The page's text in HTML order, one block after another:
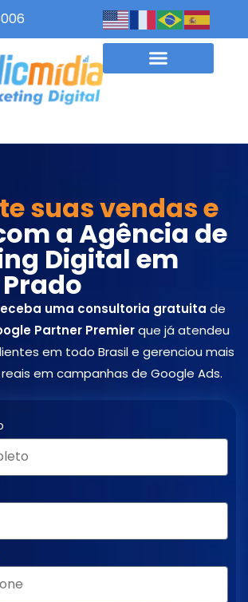
suas vendas e
a Agência de
Digital em
uma consultoria gratuita de
Partner Premierque já atendeu
em todo Brasil e gerenciou mais
em campanhas de Google Ads.